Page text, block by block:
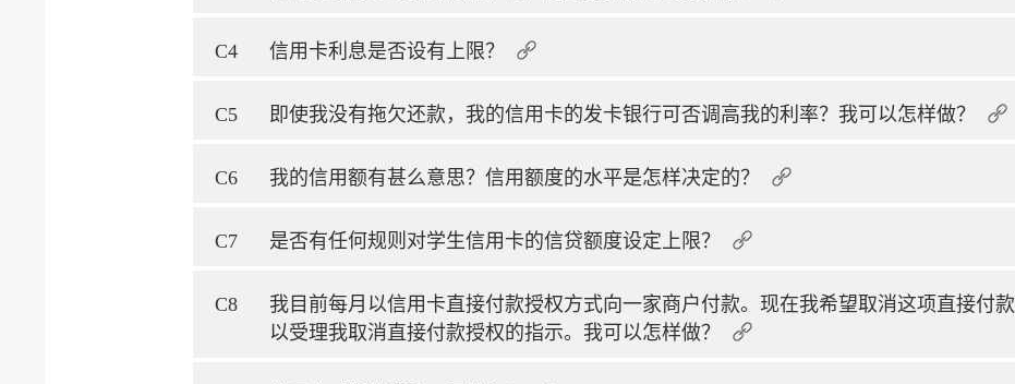
C4 信用卡利息是否设有上限？
C5 即使我没有拖欠还款，我的信用卡的发卡银行可否调高我的利率？我可以怎样做？
C6 我的信用额有甚么意思？信用额度的水平是怎样决定的？
C7 是否有任何规则对学生信用卡的信贷额度设定上限？
C8
我目前每月以信用卡直接付款授权方式向一家商户付款。现在我希望取消这项直接付
以受理我取消直接付款授权的指示。我可以怎样做？